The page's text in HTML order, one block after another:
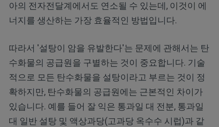
아의 전자전달계에서도 연소될 수 있는데, 이것이 에
너지를 생산하는 가장 효율적인 방법입니다.
따라서 '설탕이 암을 유발한다'는 문제에 관해서는 탄
수화물의 공급원을 구별하는 것이 중요합니다. 기술
적으로 모든 탄수화물을 설탕이라고 부르는 것이 정
확하지만, 탄수화물의 공급원에는 근본적인 차이가
있습니다. 예를 들어 잘 익은 통과일 대 전분, 통과일
대 일반 설탕 및 액상과당(고과당 옥수수 시럽)과 같